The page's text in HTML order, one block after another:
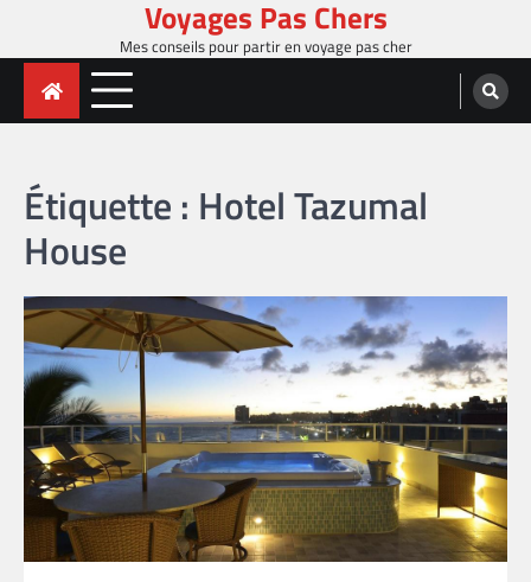
content
Voyages Pas Chers
Mes conseils pour partir en voyage pas cher
Étiquette : Hotel Tazumal
House